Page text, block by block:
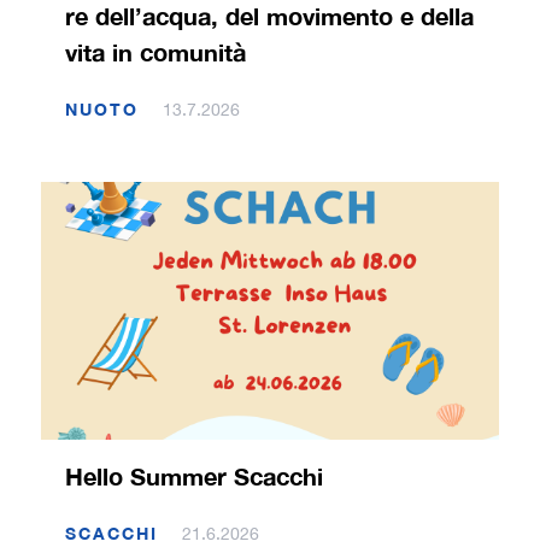
re dell’acqua, del movimento e della
vita in comunità
NUOTO 13.7.2026
Hello Summer Scacchi
SCACCHI 21.6.2026